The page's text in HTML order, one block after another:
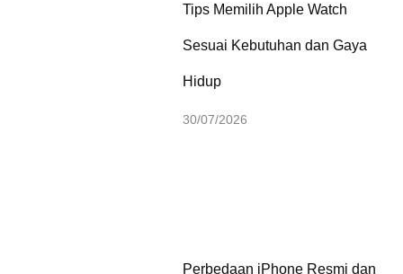
Tips Memilih Apple Watch
Sesuai Kebutuhan dan Gaya
Hidup
30/07/2026
Perbedaan iPhone Resmi dan